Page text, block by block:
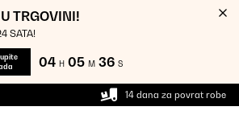
TRGOVINI!
SATA!
04 H 05 M 35 S
14 dana za povrat robe